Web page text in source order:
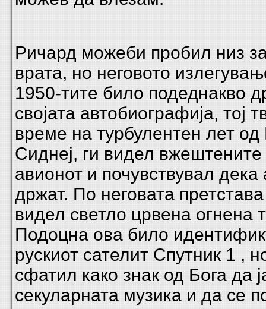
Ричард можеби пробил низ
врата, но неговото
1950-тите било подеднакво
својата автобиографија, тој
време на турбулентен лет
Сиднеј, ги видел
авионот и почувствувал дека
држат. По неговата
видел светло црвена огнена
Подоцна ова било
рускиот сателит Спутник 1 ,
сфатил како знак од Бога да
секуларната музика и да се